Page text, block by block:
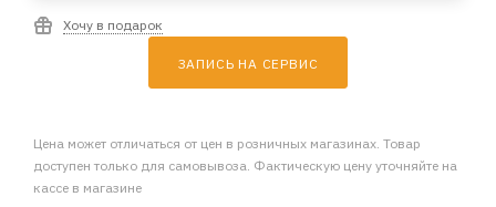
Хочу в подарок
ЗАПИСЬ НА СЕРВИС
Цена может отличаться от цен в розничных магазинах. Товар
доступен только для самовывоза. Фактическую цену уточняйте на
кассе в магазине